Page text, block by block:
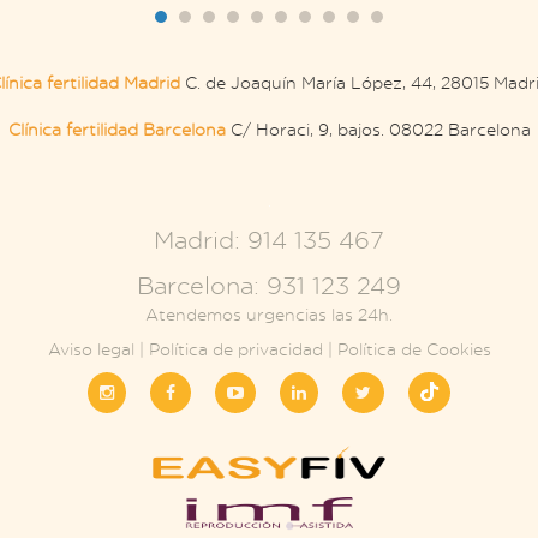
fertilidad MadridC. de Joaquín María López, 44, 28015
Clínica fertilidad BarcelonaC/ Horaci, 9, bajos. 08022 Barcelona
Madrid: 914 135 467
Barcelona: 931 123 249
Atendemos urgencias las 24h.
Aviso legal | Política de privacidad | Política de Cookies